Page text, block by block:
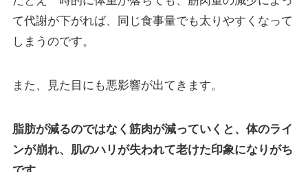
て代謝が下がれば、同じ食事量でも太りやすくなって
しまうのです。
また、見た目にも悪影響が出てきます。
脂肪が減るのではなく筋肉が減っていくと、体のライ
ンが崩れ、肌のハリが失われて老けた印象になりがち